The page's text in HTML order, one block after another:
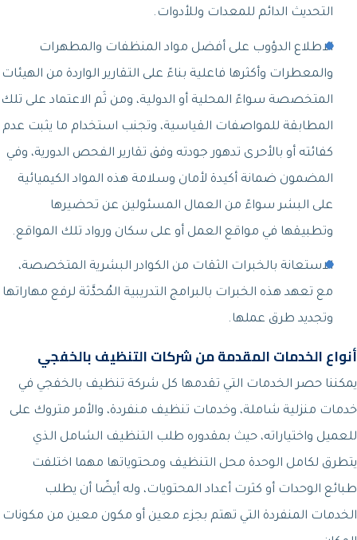
التحديث الدائم للمعدات وللأدوات.
الاطلاع الدؤوب على أفضل مواد المنظفات والمطهرات
والمعطرات وأكثرها فاعلية بناءً على التقارير الواردة من الهيئات
المتخصصة سواءً المحلية أو الدولية، ومن ثَم الاعتماد على تلك
المطابقة للمواصفات القياسية، وتجنب استخدام ما يثبت عدم
كفائته أو بالأحرى تدهور جودته وفق تقارير الفحص الدورية، وفي
المضمون ضمانة أكيدة لأمان وسلامة هذه المواد الكيميائية
على البشر سواءً من العمال المسئولين عن تحضيرها
وتطبيقها في مواقع العمل أو على سكان ورواد تلك المواقع.
الاستعانة بالخبرات الثقات من الكوادر البشرية المتخصصة،
مع تعهد هذه الخبرات بالبرامج التدريبية المُحدَّثة لرفع مهاراتها
وتجديد طرق عملها.
أنواع الخدمات المقدمة من شركات التنظيف بالخفجي
يمكننا حصر الخدمات التي تقدمها كل شركة تنظيف بالخفجي في
خدمات منزلية شاملة، وخدمات تنظيف منفردة، والأمر متروك على
للعميل واختياراته، حيث بمقدوره طلب التنظيف الشامل الذي
يتطرق لكامل الوحدة محل التنظيف ومحتوياتها مهما اختلفت
طبائع الوحدات أو كثرت أعداد المحتويات، وله أيضًا أن يطلب
الخدمات المنفردة التي تهتم بجزء معين أو مكون معين من مكونات